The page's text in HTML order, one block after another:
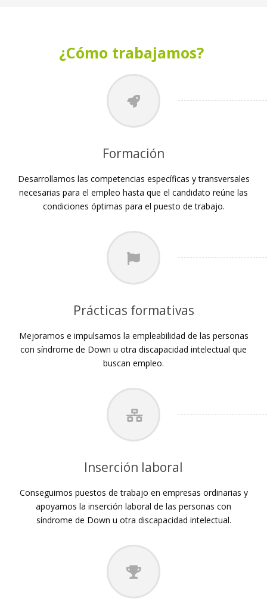
¿Cómo trabajamos?
Formación
Desarrollamos las competencias específicas y transversales
necesarias para el empleo hasta que el candidato reúne las
condiciones óptimas para el puesto de trabajo.
Prácticas formativas
Mejoramos e impulsamos la empleabilidad de las personas
con síndrome de Down u otra discapacidad intelectual que
buscan empleo.
Inserción laboral
Conseguimos puestos de trabajo en empresas ordinarias y
apoyamos la inserción laboral de las personas con
síndrome de Down u otra discapacidad intelectual.